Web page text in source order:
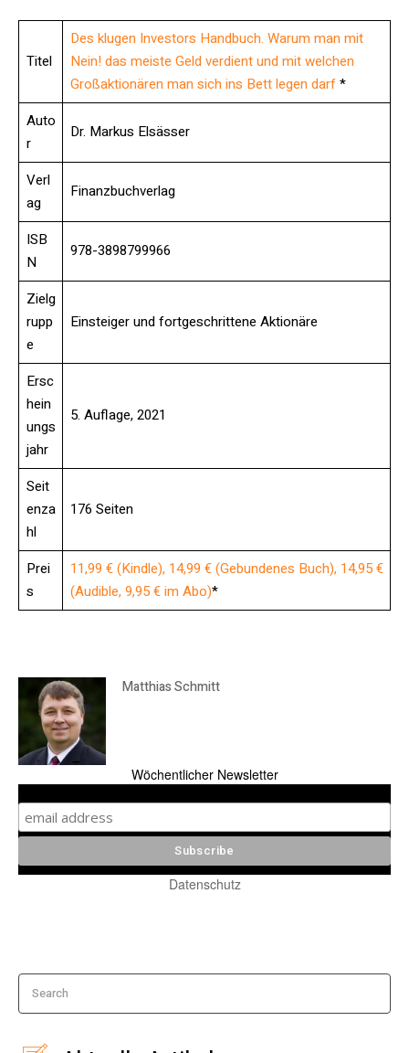
Titel
Des klugen Investors Handbuch. Warum man mit
Nein! das meiste Geld verdient und mit welchen
Großaktionären man sich ins Bett legen darf*
Auto
r
Dr. Markus Elsässer
Verl
ag
Finanzbuchverlag
ISB
N
978-3898799966
Zielg
rupp
e
Einsteiger und fortgeschrittene Aktionäre
Ersc
hein
ungs
jahr
5. Auflage, 2021
Seit
enza
hl
176 Seiten
Prei
s
11,99 € (Kindle), 14,99 € (Gebundenes Buch), 14,95 €
(Audible, 9,95 € im Abo)*
Matthias Schmitt
Wöchentlicher Newsletter
Datenschutz
Search